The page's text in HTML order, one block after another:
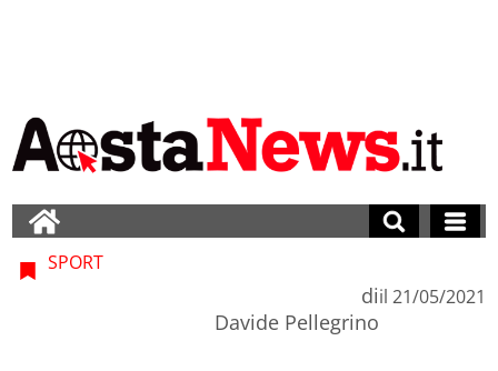
SPORT
di
Davide Pellegrino
il 21/05/2021